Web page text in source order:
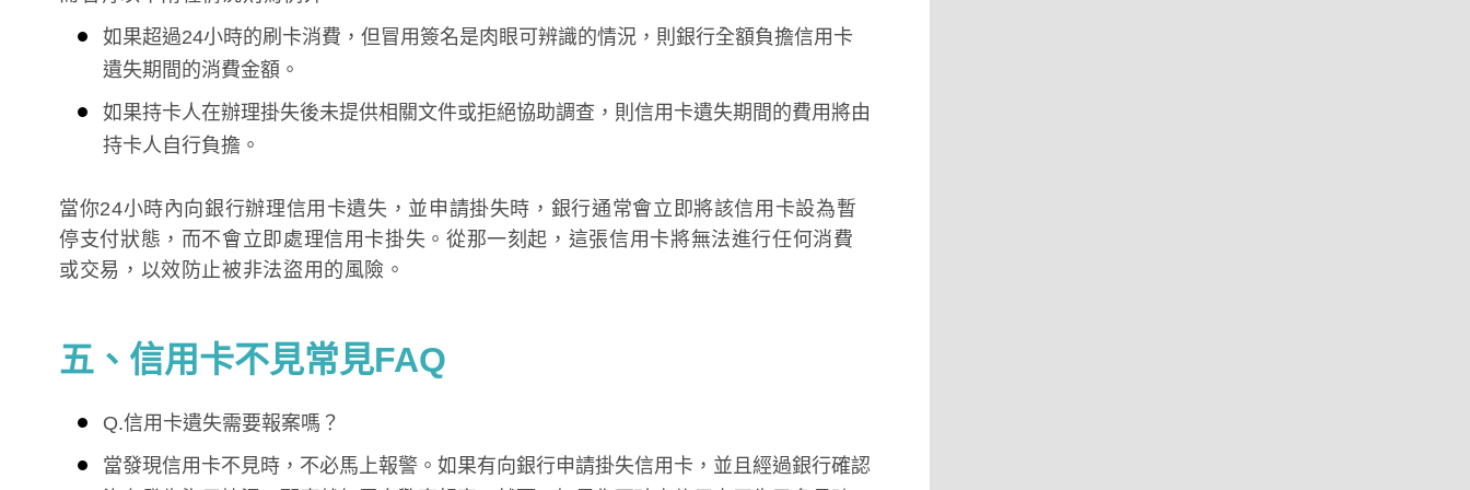
如果超過24小時的刷卡消費，但冒用簽名是肉眼可辨識的情況，則銀行全額負擔信用卡
遺失期間的消費金額。
如果持卡人在辦理掛失後未提供相關文件或拒絕協助調查，則信用卡遺失期間的費用將由
持卡人自行負擔。
當你24小時內向銀行辦理信用卡遺失，並申請掛失時，銀行通常會立即將該信用卡設為暫
停支付狀態，而不會立即處理信用卡掛失。從那一刻起，這張信用卡將無法進行任何消費
或交易，以效防止被非法盜用的風險。
五、信用卡不見常見FAQ
Q.信用卡遺失需要報案嗎？
當發現信用卡不見時，不必馬上報警。如果有向銀行申請掛失信用卡，並且經過銀行確認